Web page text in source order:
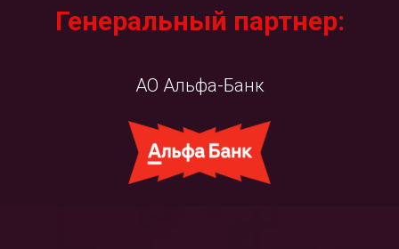
Генеральный партнер:
АО Альфа-Банк